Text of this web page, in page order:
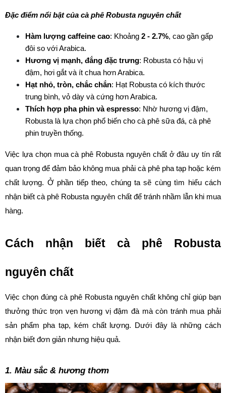
Đặc điểm nổi bật của cà phê Robusta nguyên chất
Hàm lượng caffeine cao: Khoảng 2 - 2.7%, cao gần gấp
đôi so với Arabica.
Hương vị mạnh, đắng đặc trưng: Robusta có hậu vị
đậm, hơi gắt và ít chua hơn Arabica.
Hạt nhỏ, tròn, chắc chắn: Hạt Robusta có kích thước
trung bình, vỏ dày và cứng hơn Arabica.
Thích hợp pha phin và espresso: Nhờ hương vị đậm,
Robusta là lựa chọn phổ biến cho cà phê sữa đá, cà phê
phin truyền thống.
Việc lựa chọn mua cà phê Robusta nguyên chất ở đâu uy tín rất
quan trọng để đảm bảo không mua phải cà phê pha tạp hoặc kém
chất lượng. Ở phần tiếp theo, chúng ta sẽ cùng tìm hiểu cách
nhận biết cà phê Robusta nguyên chất để tránh nhầm lẫn khi mua
hàng.
Cách nhận biết cà phê Robusta
nguyên chất
Việc chọn đúng cà phê Robusta nguyên chất không chỉ giúp bạn
thưởng thức trọn vẹn hương vị đậm đà mà còn tránh mua phải
sản phẩm pha tạp, kém chất lượng. Dưới đây là những cách
nhận biết đơn giản nhưng hiệu quả.
1. Màu sắc & hương thơm